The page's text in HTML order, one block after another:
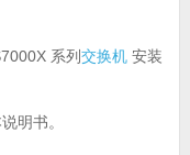
系列交换机安装
明书。